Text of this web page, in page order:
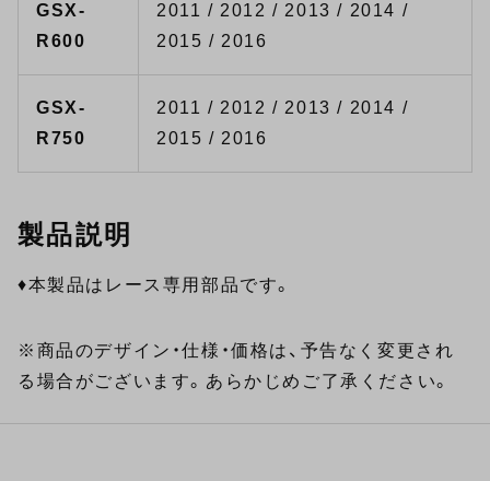
GSX-
R600
2011 / 2012 / 2013 / 2014 /
2015 / 2016
GSX-
R750
2011 / 2012 / 2013 / 2014 /
2015 / 2016
製品説明
♦本製品はレース専用部品です。
※商品のデザイン・仕様・価格は、予告なく変更され
る場合がございます。あらかじめご了承ください。